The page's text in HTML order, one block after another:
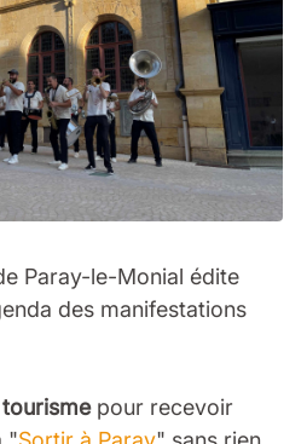
Paray-le-Monial édite
des manifestations
pour recevoir